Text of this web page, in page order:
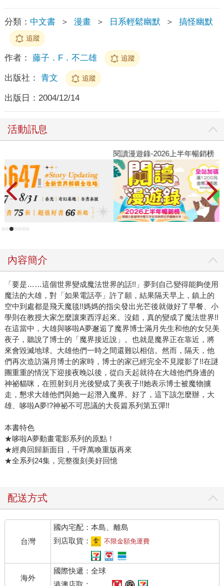
分類： 中文書 ＞ 漫畫 ＞ 日系輕鬆幽默 ＞ 搞怪幽默
追蹤
作者： 藤子．F．不二雄 追蹤
出版社： 青文 追蹤
出版日： 2004/12/14
活動訊息
內容簡介
「要是……這個世界變成魔法世界的話!!」夢到自己變得能夠使用
魔法的大雄，對「如果電話亭」許了願，結果隔天早上，鎮上的
空中到處都是飛天魔毯!!媽媽的指尖發出光芒後就做好了早餐、小
學則在教授大家怎麼讓東西浮起來。沒錯，真的變成了魔法世界!!
在這當中，大雄與哆啦A夢邂逅了魔界博士滿月先生和他的女兒美
夜子，聽說了博士的「魔界接近說」。也就是魔界正在靠近，將
來會毀滅地球。大雄他們一時之間還難以相信。然而，隔天，他
們再次造訪滿月博士的家時，博士的家已經完全不見蹤影了!!在謎
團重重的情況下迎接夜晚以後，從白天起就待在大雄他們身邊的
神祕貓咪，在照射到月光後變成了美夜子!!她表示博士被魔物擄
走，懇求大雄他們與她一起潛入魔界。好了，這下該怎麼辦，大
雄、哆啦A夢!?神祕不可思議的大長篇系列第五彈!!
本書特色
★哆啦A夢動畫電影系列的原點！
★經典回歸新面目，千呼萬喚重版再來
★全系列24集，完整復刻美好回憶
配送方式
台灣
國內宅配：本島、離島
到店取貨：
不限金額免運費
海外
國際快遞：全球
港澳店取：